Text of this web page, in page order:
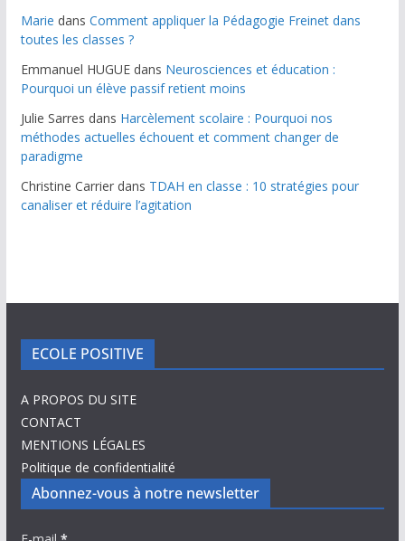
Marie dans Comment appliquer la Pédagogie Freinet dans
toutes les classes ?
Emmanuel HUGUEdans Neurosciences et éducation :
Pourquoi un élève passif retient moins
Julie Sarres dans Harcèlement scolaire : Pourquoi nos
méthodes actuelles échouent et comment changer de
paradigme
Christine Carrierdans TDAH en classe : 10 stratégies pour
canaliser et réduire l’agitation
ECOLE POSITIVE
A PROPOS DU SITE
CONTACT
MENTIONS LÉGALES
Politique de confidentialité
Abonnez-vous à notre newsletter